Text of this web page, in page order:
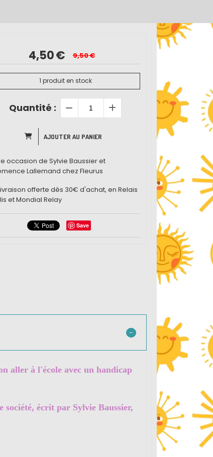
4,50€ 9,50€
1 produit en stock
Quantité :
AJOUTER AU PANIER
occasion de Sylvie Baussier et
Lallemand chez Fleurus
offerte dès 30€ d'achat, en Relais
et Mondial Relay
Save
aller à l'école avec un handicap
écrit par Sylvie Baussier,